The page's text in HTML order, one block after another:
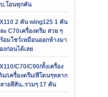
.โอนทุกคัน
2 คัน wing125 1 คัน
ะ C70เครื่องดรีม สวย ๆ
อมโชว์เหมือนออกห้างมา
งก่อนได้เลย
C70/C90/ทั้งเครื่อง
ม/เครื่องดรีม/สีโดนๆหลาก
ายสีสัน..รวมๆ 17 คัน